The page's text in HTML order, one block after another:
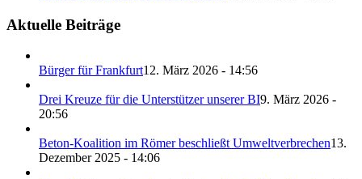
Aktuelle Beiträge
Bürger für Frankfurt12. März 2026 - 14:56
Drei Kreuze für die Unterstützer unserer BI9. März 2026 -
20:56
Beton-Koalition im Römer beschließt Umweltverbrechen13.
Dezember 2025 - 14:06